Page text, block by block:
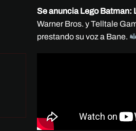
Se anuncia Lego Batman:
Warner Bros. y Telltale
prestando su voz a Bane.